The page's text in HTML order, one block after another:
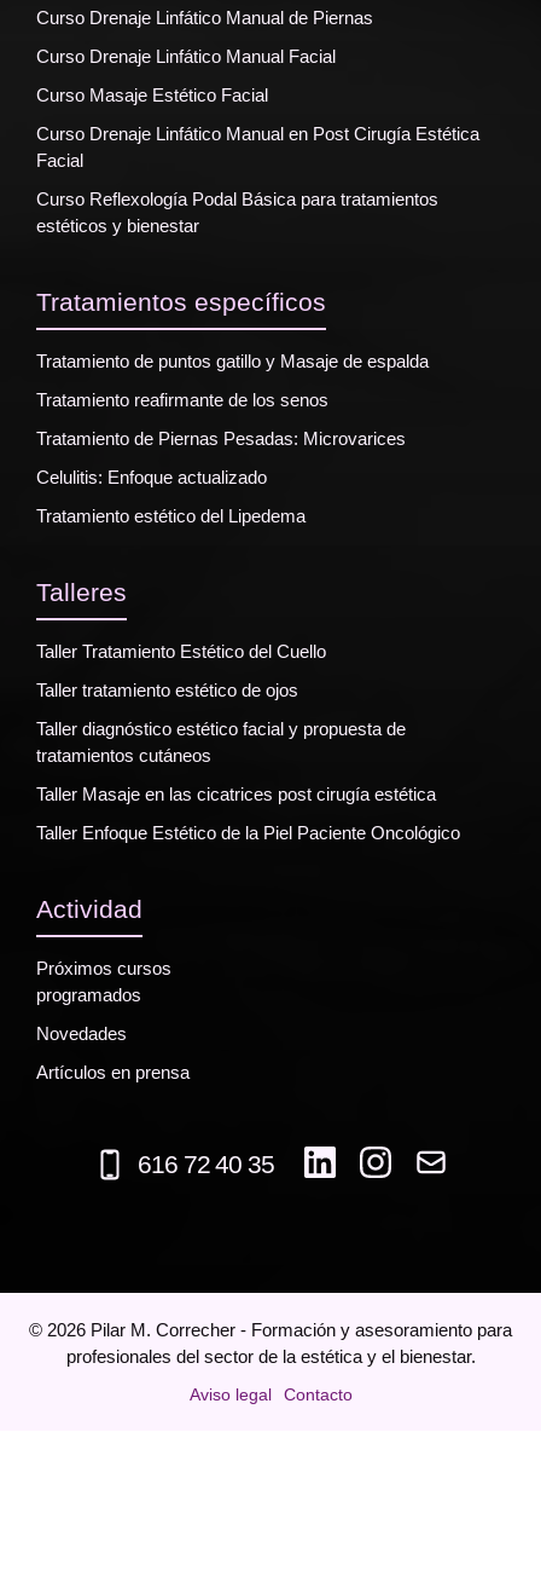
Curso Drenaje Linfático Manual de Piernas
Curso Drenaje Linfático Manual Facial
Curso Masaje Estético Facial
Curso Drenaje Linfático Manual en Post Cirugía Estética
Facial
Curso Reflexología Podal Básica para tratamientos
estéticos y bienestar
Tratamientos específicos
Tratamiento de puntos gatillo y Masaje de espalda
Tratamiento reafirmante de los senos
Tratamiento de Piernas Pesadas: Microvarices
Celulitis: Enfoque actualizado
Tratamiento estético del Lipedema
Talleres
Taller Tratamiento Estético del Cuello
Taller tratamiento estético de ojos
Taller diagnóstico estético facial y propuesta de
tratamientos cutáneos
Taller Masaje en las cicatrices post cirugía estética
Taller Enfoque Estético de la Piel Paciente Oncológico
Actividad
Próximos cursos
programados
Novedades
Artículos en prensa
616 72 40 35
© 2026 Pilar M. Correcher - Formación y asesoramiento para
profesionales del sector de la estética y el bienestar.
Aviso legal Contacto